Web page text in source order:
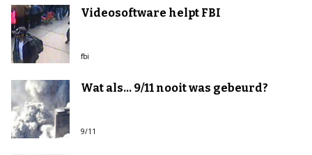
Videosoftware helpt FBI
fbi
Wat als... 9/11 nooit was gebeurd?
9/11